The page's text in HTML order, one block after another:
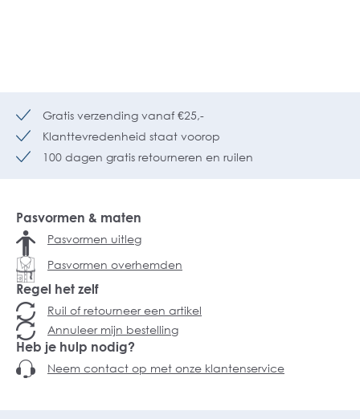
Gratis verzending vanaf €25,-
Klanttevredenheid staat voorop
100 dagen gratis retourneren en ruilen
Pasvormen & maten
Pasvormen uitleg
Pasvormen overhemden
Regel het zelf
Ruil of retourneer een artikel
Annuleer mijn bestelling
Heb je hulp nodig?
Neem contact op met onze klantenservice